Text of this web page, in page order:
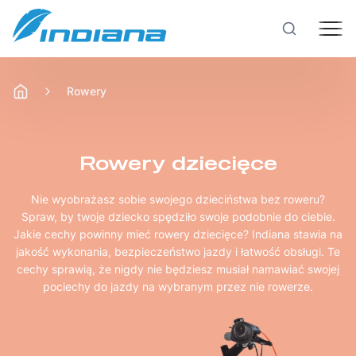
Rowery
Hulajnogi
Technologie
Produkcja
Rowery
Rowery dziecięce
Nie wyobrażasz sobie swojego dzieciństwa bez roweru?
Spraw, by twoje dziecko spędziło swoje podobnie do ciebie.
Jakie cechy powinny mieć rowery dziecięce? Indiana stawia na
jakość wykonania, bezpieczeństwo jazdy i łatwość obsługi. Te
cechy sprawią, że nigdy nie będziesz musiał namawiać swojej
pociechy do jazdy na wybranym przez nie rowerze.